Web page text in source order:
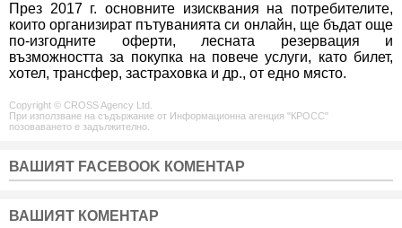
През 2017 г. основните изисквания на потребителите,
които организират пътуванията си онлайн, ще бъдат още
по-изгодните оферти, лесната резервация и
възможността за покупка на повече услуги, като билет,
хотел, трансфер, застраховка и др., от едно място.
Copyright © CROSS Agency Ltd.
При използване на съдържание от Информационна агенция "КРОСС"
позоваването е задължително.
ВАШИЯТ FACEBOOK КОМЕНТАР
ВАШИЯТ КОМЕНТАР